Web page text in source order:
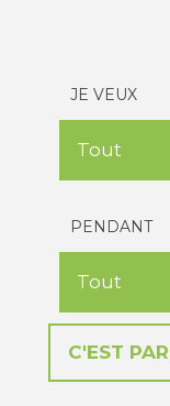
JE VEUX
PENDANT